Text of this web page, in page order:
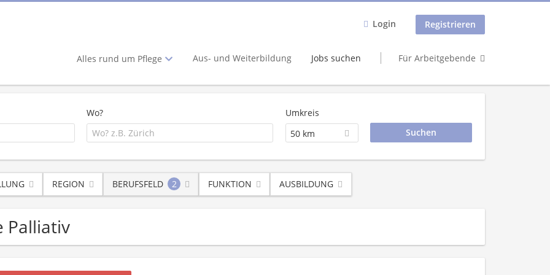
Login Registrieren
Alles rund um Pflege Aus- und Weiterbildung Jobs suchen Für Arbeitgebende
Wo?
Umkreis
50 km
REGION BERUFSFELD 2 FUNKTION AUSBILDUNG
Palliativ